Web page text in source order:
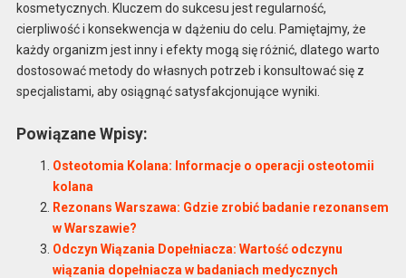
kosmetycznych. Kluczem do sukcesu jest regularność,
cierpliwość i konsekwencja w dążeniu do celu. Pamiętajmy, że
każdy organizm jest inny i efekty mogą się różnić, dlatego warto
dostosować metody do własnych potrzeb i konsultować się z
specjalistami, aby osiągnąć satysfakcjonujące wyniki.
Powiązane Wpisy:
Osteotomia Kolana: Informacje o operacji osteotomii
kolana
Rezonans Warszawa: Gdzie zrobić badanie rezonansem
w Warszawie?
Odczyn Wiązania Dopełniacza: Wartość odczynu
wiązania dopełniacza w badaniach medycznych